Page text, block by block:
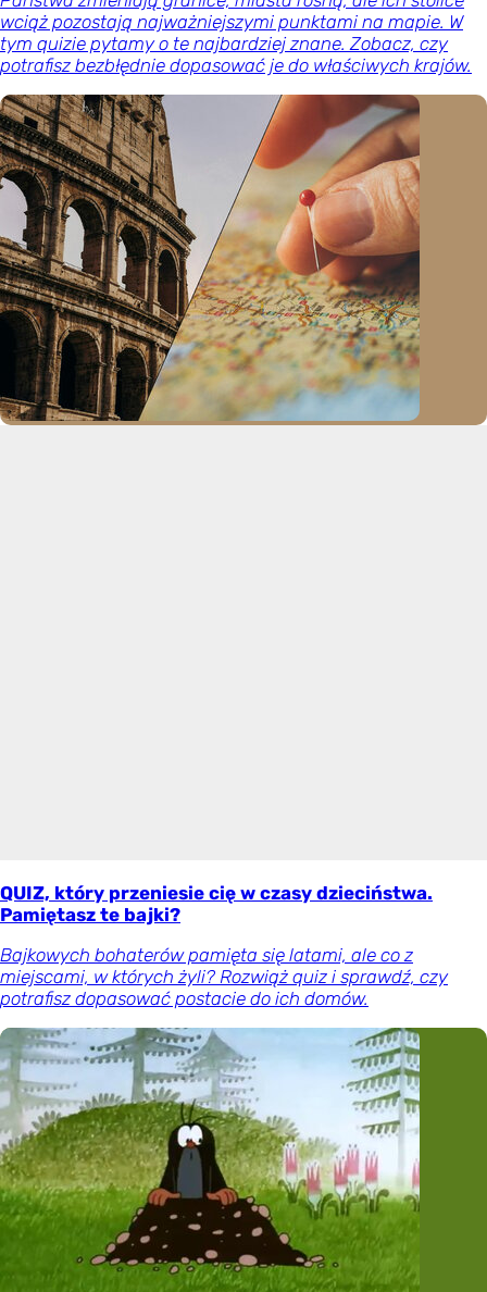
wciąż pozostają najważniejszymi punktami na mapie. W
tym quizie pytamy o te najbardziej znane. Zobacz, czy
potrafisz bezbłędnie dopasować je do właściwych krajów.
QUIZ, który przeniesie cię w czasy dzieciństwa.
Pamiętasz te bajki?
Bajkowych bohaterów pamięta się latami, ale co z
miejscami, w których żyli? Rozwiąż quiz i sprawdź, czy
potrafisz dopasować postacie do ich domów.